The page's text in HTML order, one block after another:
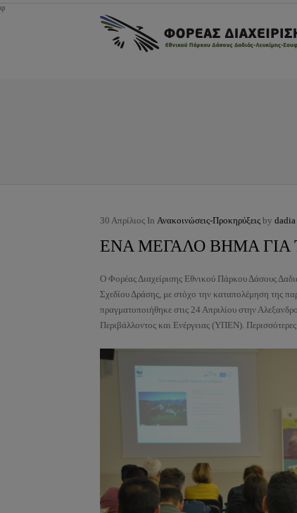
φ
30 Απρίλιος In Ανακοινώσεις-Προκηρύξεις by dadia
ΕΝΑ ΜΕΓΑΛΟ ΒΗΜΑ ΓΙΑ
Ο Φορέας Διαχείρισης Εθνικού Πάρκου Δάσους
Σχεδίου Δράσης, με στόχο την καταπολέμηση της
πραγματοποιήθηκε στις 24 Απριλίου στην
Περιβάλλοντος και Ενέργειας (ΥΠΕΝ).